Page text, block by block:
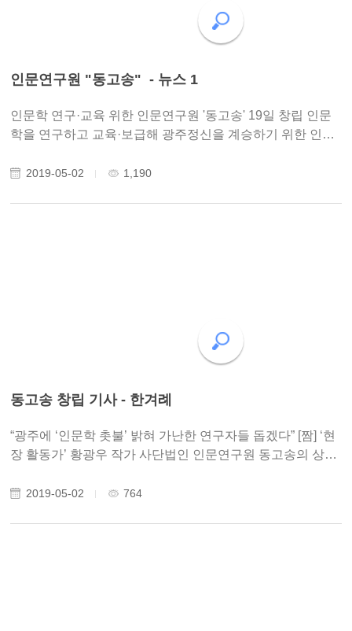
인문연구원 "동고송" - 뉴스 1
인문학 연구·교육 위한 인문연구원 '동고송' 19일 창립 인문
학을 연구하고 교육·보급해 광주정신을 계승하기 위한 인문
은 19일 오후 7시 광주 동구 오월의 숲에서 동고송 창립총회
2019-05-02 1,190
동고송 창립 기사 - 한겨례
“광주에 ‘인문학 촛불’ 밝혀 가난한 연구자들 돕겠다” [짬] ‘현
장 활동가’ 황광우 작가 사단법인 인문연구원 동고송의 상임
해 지금은 왼손으로 글씨를 쓸 수 있을 정도가 됐다. 9년 전부
2019-05-02 764